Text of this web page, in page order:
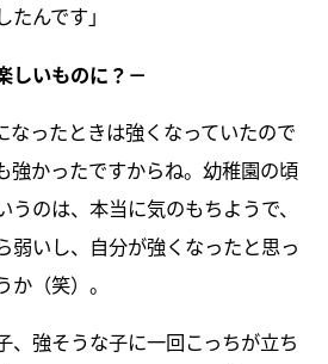
んです」
しいものに？－
なったときは強くなっていたので
強かったですからね。幼稚園の頃
のは、本当に気のもちようで、
弱いし、自分が強くなったと思っ
（笑）。
、強そうな子に一回こっちが立ち